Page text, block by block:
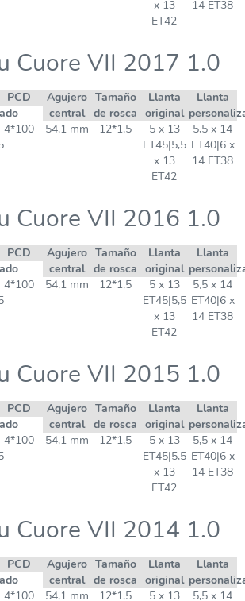
x 13
ET42
14 ET38
Cuore VII 2017 1.0
PCD
Agujero
central
Tamaño
de rosca
Llanta
original
Llanta
4*100 54,1 mm 12*1,5
5 x 13
ET45|5,5
x 13
ET42
5,5 x 14
ET40|6 x
14 ET38
Cuore VII 2016 1.0
PCD
Agujero
central
Tamaño
de rosca
Llanta
original
Llanta
4*100 54,1 mm 12*1,5
5 x 13
ET45|5,5
x 13
ET42
5,5 x 14
ET40|6 x
14 ET38
Cuore VII 2015 1.0
PCD
Agujero
central
Tamaño
de rosca
Llanta
original
Llanta
4*100 54,1 mm 12*1,5
5 x 13
ET45|5,5
x 13
ET42
5,5 x 14
ET40|6 x
14 ET38
Cuore VII 2014 1.0
PCD
Agujero
central
Tamaño
de rosca
Llanta
original
Llanta
4*100 54,1 mm 12*1,5 5 x 13 5,5 x 14